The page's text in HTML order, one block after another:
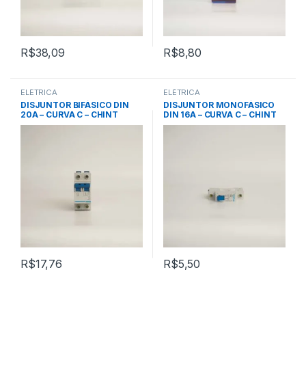
R$38,09 R$8,80
ELÉTRICA
DISJUNTOR BIFÁSICO DIN
20A – CURVA C – CHINT
R$17,76
ELÉTRICA
DISJUNTOR MONOFÁSICO
DIN 16A – CURVA C – CHINT
R$5,50